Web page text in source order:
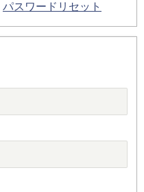
パスワードリセット